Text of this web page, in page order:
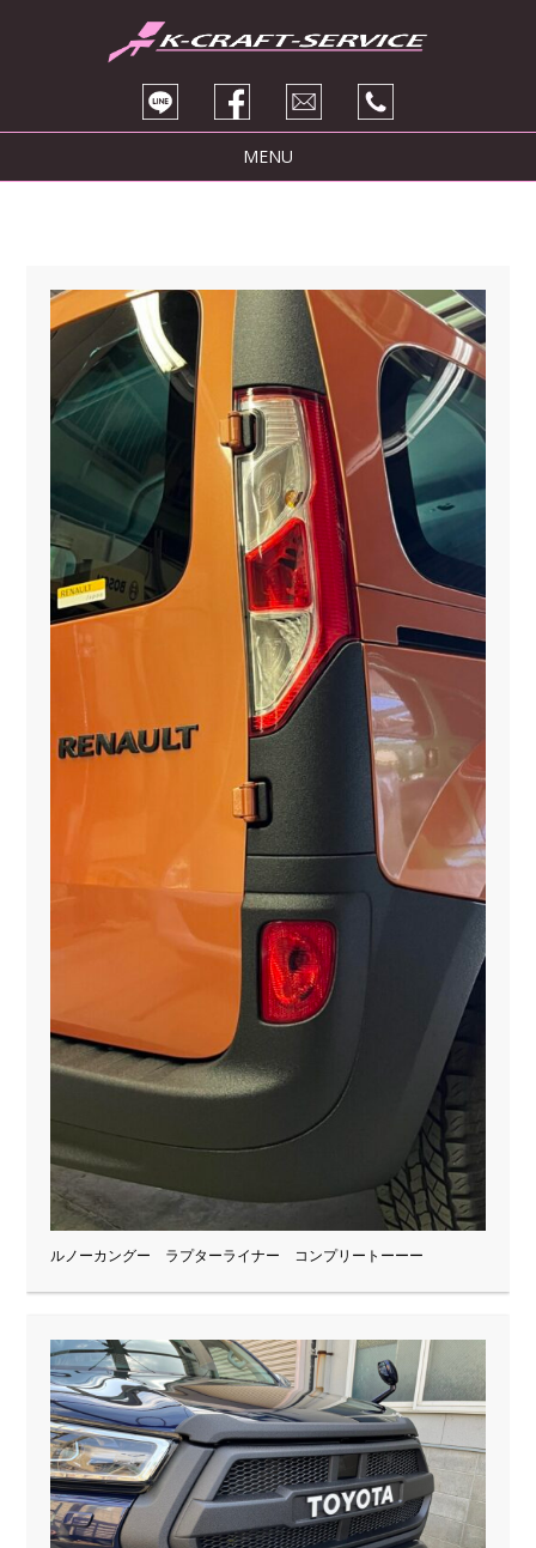
MENU
ブログ
会社紹介
お問い合わせ
ルノーカングー ラプターライナー コンプリートーーー